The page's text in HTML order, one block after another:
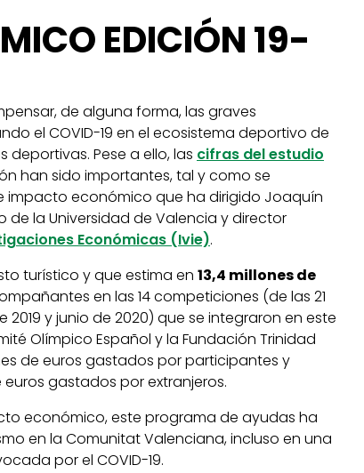
EDICIÓN 19-
de alguna forma, las graves
el COVID-19 en el ecosistema deportivo de
Pese a ello, las cifras del estudio
han sido importantes, tal y como se
impacto económico que ha dirigido Joaquín
la Universidad de Valencia y director
Económicas (Ivie).
turístico y que estima en 13,4 millones de
en las 14 competiciones (de las 21
y junio de 2020) que se integraron en este
Olímpico Español y la Fundación Trinidad
de euros gastados por participantes y
euros gastados por extranjeros.
económico, este programa de ayudas ha
en la Comunitat Valenciana, incluso en una
por el COVID-19.